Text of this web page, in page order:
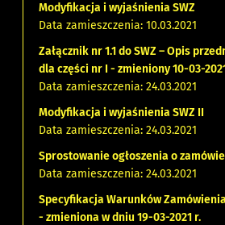
Modyfikacja i wyjaśnienia SWZ
Data zamieszczenia: 10.03.2021
Załącznik nr 1.1 do SWZ – Opis
dla części nr I - zmieniony 10-03-
Data zamieszczenia: 24.03.2021
Modyfikacja i wyjaśnienia SWZ II
Data zamieszczenia: 24.03.2021
Sprostowanie ogłoszenia o
Data zamieszczenia: 24.03.2021
Specyfikacja Warunków
- zmieniona w dniu 19-03-2021 r.